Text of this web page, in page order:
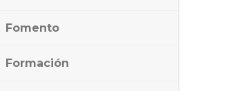
Fomento
Formación